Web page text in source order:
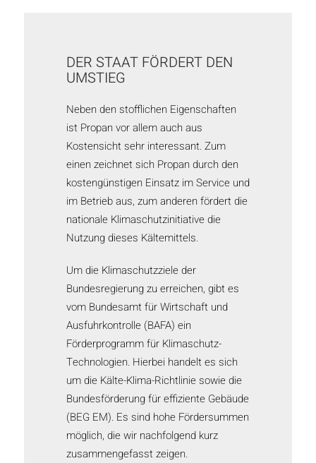
DER STAAT FÖRDERT DEN
UMSTIEG
Neben den stofflichen Eigenschaften
ist Propan vor allem auch aus
Kostensicht sehr interessant. Zum
einen zeichnet sich Propan durch den
kostengünstigen Einsatz im Service und
im Betrieb aus, zum anderen fördert die
nationale Klimaschutzinitiative die
Nutzung dieses Kältemittels.
Um die Klimaschutzziele der
Bundesregierung zu erreichen, gibt es
vom Bundesamt für Wirtschaft und
Ausfuhrkontrolle (BAFA) ein
Förderprogramm für Klimaschutz-
Technologien. Hierbei handelt es sich
um die Kälte-Klima-Richtlinie sowie die
Bundesförderung für effiziente Gebäude
(BEG EM). Es sind hohe Fördersummen
möglich, die wir nachfolgend kurz
zusammengefasst zeigen.